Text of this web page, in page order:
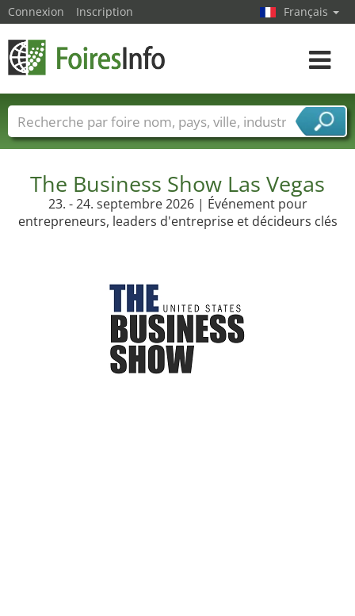
The Business Show Las Vegas
23. - 24. septembre 2026 | Événement pour
entrepreneurs, leaders d'entreprise et décideurs clés
Connexion Inscription Français
Toggle
Foire noms Pays Villes
Secteurs de foire